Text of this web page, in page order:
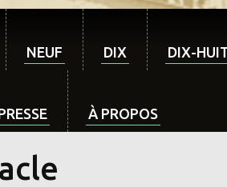
NEUF DIX DIX-
À PROPOS